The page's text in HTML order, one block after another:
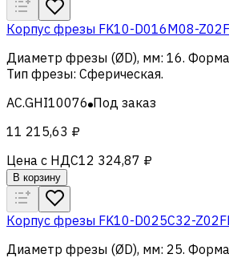
Корпус фрезы FK10-D016M08-
Диаметр фрезы (ØD), мм: 16.
Тип фрезы: Сферическая.
AC.GHI10076 Под заказ
11 215,63 ₽
Цена с НДС12 324,87 ₽
В корзину
Корпус фрезы FK10-D025C32-
Диаметр фрезы (ØD), мм: 25.